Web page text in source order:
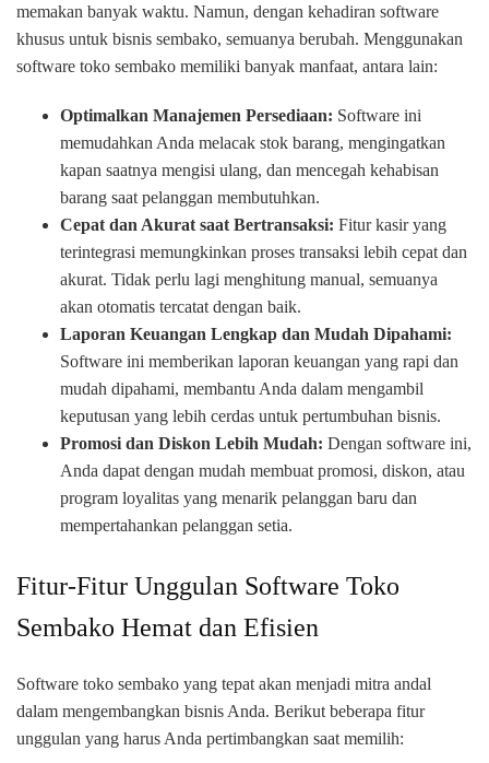
memakan banyak waktu. Namun, dengan kehadiran software
khusus untuk bisnis sembako, semuanya berubah. Menggunakan
software toko sembako memiliki banyak manfaat, antara lain:
Optimalkan Manajemen Persediaan: Software ini
memudahkan Anda melacak stok barang, mengingatkan
kapan saatnya mengisi ulang, dan mencegah kehabisan
barang saat pelanggan membutuhkan.
Cepat dan Akurat saat Bertransaksi: Fitur kasir yang
terintegrasi memungkinkan proses transaksi lebih cepat dan
akurat. Tidak perlu lagi menghitung manual, semuanya
akan otomatis tercatat dengan baik.
Laporan Keuangan Lengkap dan Mudah Dipahami:
Software ini memberikan laporan keuangan yang rapi dan
mudah dipahami, membantu Anda dalam mengambil
keputusan yang lebih cerdas untuk pertumbuhan bisnis.
Promosi dan Diskon Lebih Mudah: Dengan software ini,
Anda dapat dengan mudah membuat promosi, diskon, atau
program loyalitas yang menarik pelanggan baru dan
mempertahankan pelanggan setia.
Fitur-Fitur Unggulan Software Toko
Sembako Hemat dan Efisien
Software toko sembako yang tepat akan menjadi mitra andal
dalam mengembangkan bisnis Anda. Berikut beberapa fitur
unggulan yang harus Anda pertimbangkan saat memilih: